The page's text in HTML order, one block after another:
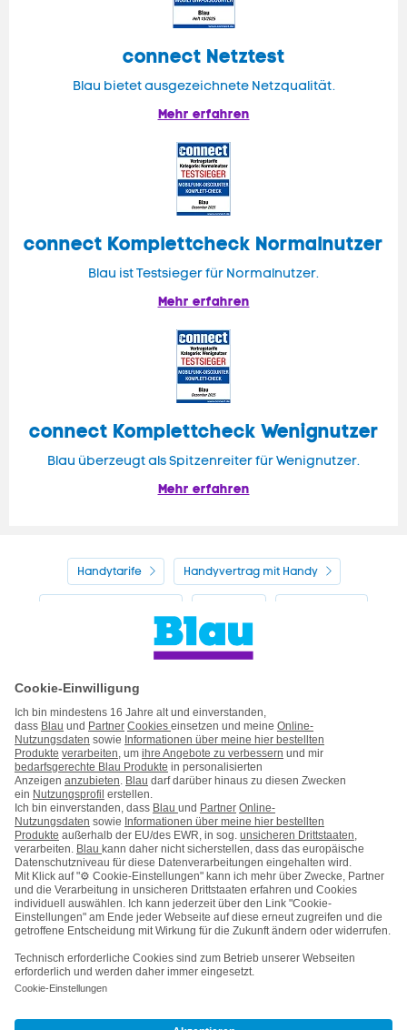
connect Netztest
Blau bietet ausgezeichnete Netzqualität.
Mehr erfahren
connect Komplettcheck Normalnutzer
Blau ist Testsieger für Normalnutzer.
Mehr erfahren
connect Komplettcheck Wenignutzer
Blau überzeugt als Spitzenreiter für Wenignutzer.
Mehr erfahren
Handytarife Handyvertrag mit Handy
Handyvertrag ohne Handy
Kontakt Impressum AGB & Pflichtinformationen
Hinweise ElektroG/BattG Datenschutz
Barrierefreiheit Karriere Cookie-Einstellungen
Kooperations- & Werbepartner Vertrag widerrufen
Vertrag kündigen
Nach oben